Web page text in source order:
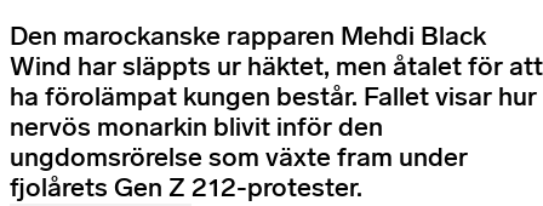
Den marockanske rapparen Mehdi Black
Wind har släppts ur häktet, men åtalet för att
ha förolämpat kungen består. Fallet visar hur
nervös monarkin blivit inför den
ungdomsrörelse som växte fram under
fjolårets Gen Z 212-protester.